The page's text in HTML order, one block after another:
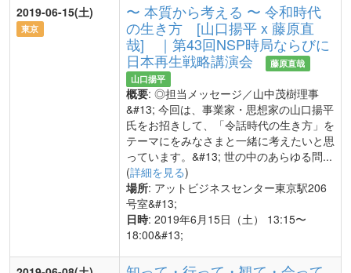
2019-06-15(土)
東京
〜 本質から考える 〜 令和時代
の生き方 [山口揚平 x 藤原直
哉] ｜第43回NSP時局ならびに
日本再生戦略講演会
藤原直哉
山口揚平
概要: ◎担当メッセージ／山中茂樹理事
&#13; 今回は、事業家・思想家の山口揚平
氏をお招きして、「令話時代の生き方」を
テーマにをみなさまと一緒に考えたいと思
っています。&#13; 世の中のあらゆる問...
(詳細を見る)
場所: アットビジネスセンター東京駅206
号室&#13;
日時: 2019年6月15日（土） 13:15〜
18:00&#13;